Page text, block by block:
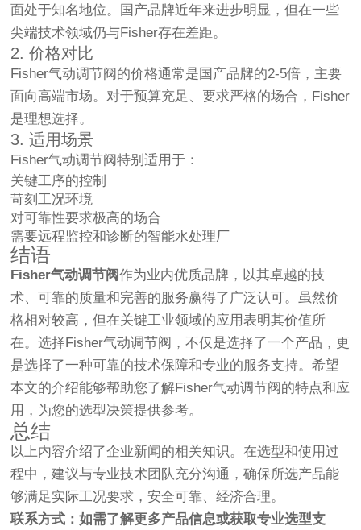
面处于知名地位。国产品牌近年来进步明显，但在一些
尖端技术领域仍与Fisher存在差距。
2. 价格对比
Fisher气动调节阀的价格通常是国产品牌的2-5倍，主要
面向高端市场。对于预算充足、要求严格的场合，Fisher
是理想选择。
3. 适用场景
Fisher气动调节阀特别适用于：
关键工序的控制
苛刻工况环境
对可靠性要求极高的场合
需要远程监控和诊断的智能水处理厂
结语
Fisher气动调节阀作为业内优质品牌，以其卓越的技
术、可靠的质量和完善的服务赢得了广泛认可。虽然价
格相对较高，但在关键工业领域的应用表明其价值所
在。选择Fisher气动调节阀，不仅是选择了一个产品，更
是选择了一种可靠的技术保障和专业的服务支持。希望
本文的介绍能够帮助您了解Fisher气动调节阀的特点和应
用，为您的选型决策提供参考。
总结
以上内容介绍了企业新闻的相关知识。在选型和使用过
程中，建议与专业技术团队充分沟通，确保所选产品能
够满足实际工况要求，安全可靠、经济合理。
联系方式：如需了解更多产品信息或获取专业选型支